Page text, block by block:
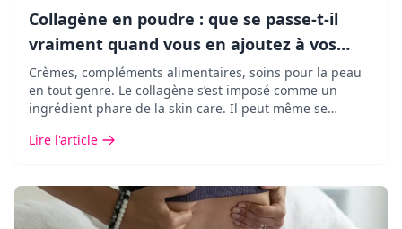
Collagène en poudre : que se passe-t-il
vraiment quand vous en ajoutez à vos
boissons ?
Crèmes, compléments alimentaires, soins pour la peau
en tout genre. Le collagène s’est imposé comme un
ingrédient phare de la skin care. Il peut même se
Lire l'article